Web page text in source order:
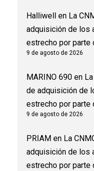
Halliwell en La
adquisición de los
estrecho por parte
9 de agosto de 2026
MARINO 690 en
de adquisición de
estrecho por parte
9 de agosto de 2026
PRIAM en La
adquisición de los
estrecho por parte